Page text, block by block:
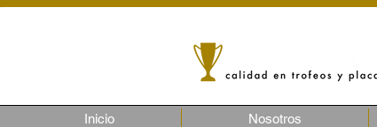
Inicio Nosotros